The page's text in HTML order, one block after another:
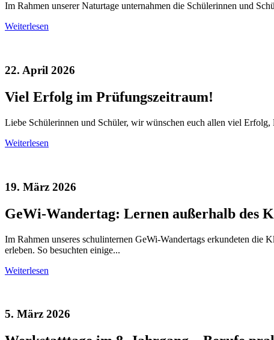
Im Rahmen unserer Naturtage unternahmen die Schülerinnen und
Weiterlesen
22. April 2026
Viel Erfolg im Prüfungszeitraum!
Liebe Schülerinnen und Schüler, wir wünschen euch allen viel
Weiterlesen
19. März 2026
GeWi-Wandertag: Lernen außerhalb des
Im Rahmen unseres schulinternen GeWi-Wandertags erkundeten die
erleben. So besuchten einige...
Weiterlesen
5. März 2026